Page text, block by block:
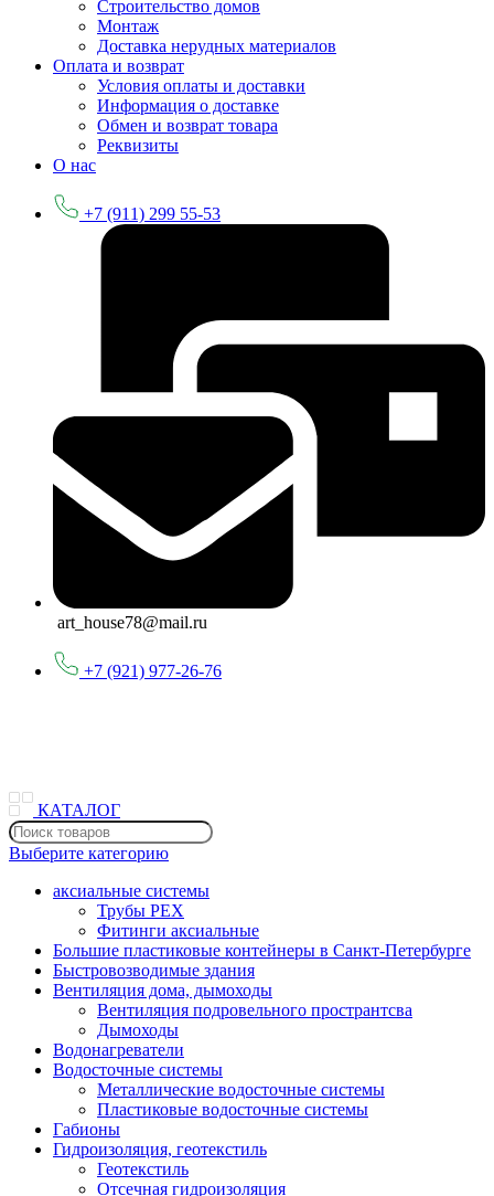
Строительство домов
Монтаж
Доставка нерудных материалов
Оплата и возврат
Условия оплаты и доставки
Информация о доставке
Обмен и возврат товара
Реквизиты
О нас
+7 (911) 299 55-53
art_house78@mail.ru
+7 (921) 977-26-76
КАТАЛОГ
Выберите категорию
аксиальные системы
Трубы PEX
Фитинги аксиальные
Большие пластиковые контейнеры в Санкт-Петербурге
Быстровозводимые здания
Вентиляция дома, дымоходы
Вентиляция подровельного пространтсва
Дымоходы
Водонагреватели
Водосточные системы
Металлические водосточные системы
Пластиковые водосточные системы
Габионы
Гидроизоляция, геотекстиль
Геотекстиль
Отсечная гидроизоляция